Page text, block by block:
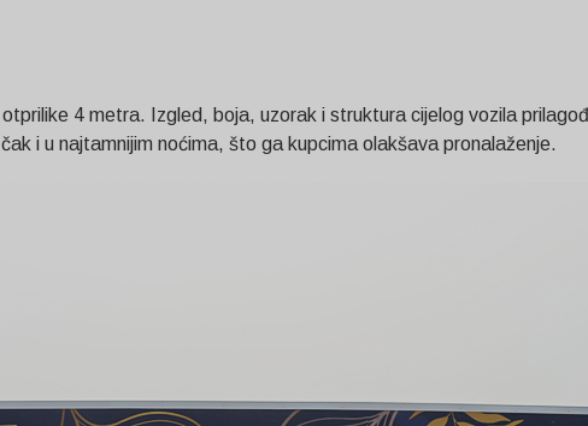
4 metra. Izgled, boja, uzorak i struktura cijelog vozila
i u najtamnijim noćima, što ga kupcima olakšava pronalaženje.